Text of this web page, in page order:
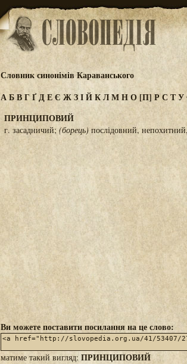
Словник синонімів Караванського
АБВГҐДЕЄ ЖЗІЙКЛМНО[П] РС ТУ
ПРИНЦИПОВИЙ
г. засадничий; (борець) послідовний,
Ви можете поставити посилання на це слово:
матиме такий вигляд: ПРИНЦИПОВИЙ